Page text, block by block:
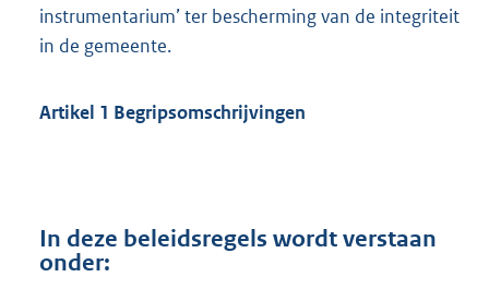
instrumentarium’ ter bescherming van de integriteit
in de gemeente.
Artikel 1 Begripsomschrijvingen
In deze beleidsregels wordt verstaan
onder: